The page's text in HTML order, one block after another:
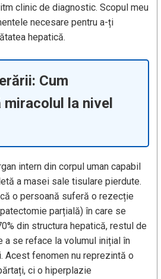
clinic de diagnostic. Scopul meu
necesare pentru a-ți
hepatică.
Cum
la nivel
intern din corpul uman capabil
a masei sale tisulare pierdute.
o persoană suferă o rezecție
parțială) în care se
din structura hepatică, restul de
a se reface la volumul inițial în
Acest fenomen nu reprezintă o
ci o hiperplazie